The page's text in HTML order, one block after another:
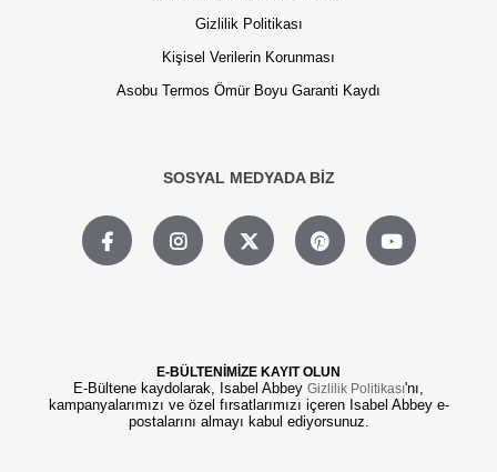
Gizlilik Politikası
Kişisel Verilerin Korunması
Asobu Termos Ömür Boyu Garanti Kaydı
SOSYAL MEDYADA BİZ
E-BÜLTENİMİZE KAYIT OLUN
E-Bültene kaydolarak, Isabel Abbey Gizlilik Politikası'nı,
kampanyalarımızı ve özel fırsatlarımızı içeren Isabel Abbey e-
postalarını almayı kabul ediyorsunuz.